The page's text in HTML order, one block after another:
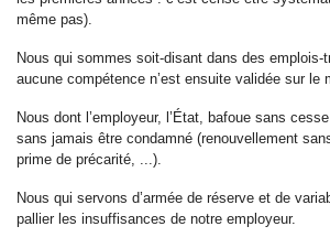
même pas).
Nous qui sommes soit-disant dans des emplois-
aucune compétence n’est ensuite validée sur le
Nous dont l’employeur, l’État, bafoue sans
sans jamais être condamné (renouvellement
prime de précarité, ...).
Nous qui servons d’armée de réserve et de
pallier les insuffisances de notre employeur.